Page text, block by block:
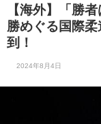
【海外】「勝
勝めぐる国際
到！
2024年8月4日